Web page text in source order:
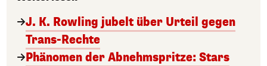
J. K. Rowling jubelt über Urteil gegen
Trans-Rechte
Phänomen der Abnehmspritze: Stars